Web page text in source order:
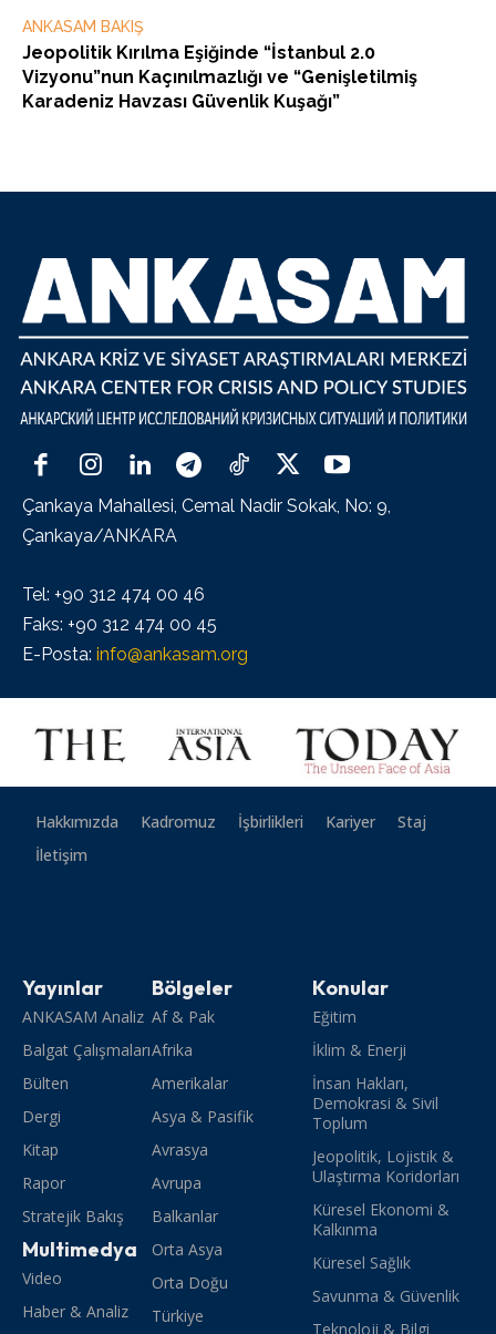
ANKASAM BAKIŞ
Jeopolitik Kırılma Eşiğinde “İstanbul 2.0
Vizyonu”nun Kaçınılmazlığı ve “Genişletilmiş
Karadeniz Havzası Güvenlik Kuşağı”
Çankaya Mahallesi, Cemal Nadir Sokak, No: 9,
Çankaya/ANKARA
Tel: +90 312 474 00 46
Faks: +90 312 474 00 45
E-Posta: info@ankasam.org
Hakkımızda Kadromuz İşbirlikleri Kariyer
Staj
İletişim
Yayınlar
ANKASAM Analiz
Balgat Çalışmaları
Bülten
Dergi
Kitap
Rapor
Stratejik Bakış
Multimedya
Video
Haber & Analiz
Bölgeler
Af & Pak
Afrika
Amerikalar
Asya & Pasifik
Avrasya
Avrupa
Balkanlar
Orta Asya
Orta Doğu
Türkiye
Konular
Eğitim
İklim & Enerji
İnsan Hakları,
Demokrasi & Sivil
Toplum
Jeopolitik, Lojistik &
Ulaştırma Koridorları
Küresel Ekonomi &
Kalkınma
Küresel Sağlık
Savunma & Güvenlik
Teknoloji & Bilgi